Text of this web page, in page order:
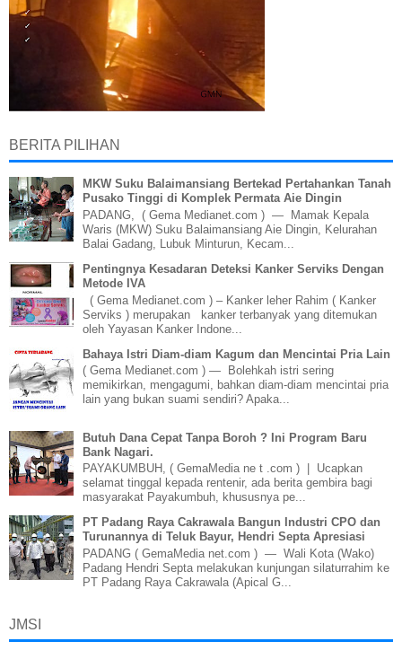
BERITA PILIHAN
MKW Suku Balaimansiang Bertekad Pertahankan Tanah
Pusako Tinggi di Komplek Permata Aie Dingin
PADANG, ( Gema Medianet.com ) — Mamak Kepala
Waris (MKW) Suku Balaimansiang Aie Dingin, Kelurahan
Balai Gadang, Lubuk Minturun, Kecam...
Pentingnya Kesadaran Deteksi Kanker Serviks Dengan
Metode IVA
( Gema Medianet.com ) – Kanker leher Rahim ( Kanker
Serviks ) merupakan kanker terbanyak yang ditemukan
oleh Yayasan Kanker Indone...
Bahaya Istri Diam-diam Kagum dan Mencintai Pria Lain
( Gema Medianet.com ) — Bolehkah istri sering
memikirkan, mengagumi, bahkan diam-diam mencintai pria
lain yang bukan suami sendiri? Apaka...
Butuh Dana Cepat Tanpa Boroh ? Ini Program Baru
Bank Nagari.
PAYAKUMBUH, ( GemaMedia ne t .com ) | Ucapkan
selamat tinggal kepada rentenir, ada berita gembira bagi
masyarakat Payakumbuh, khususnya pe...
PT Padang Raya Cakrawala Bangun Industri CPO dan
Turunannya di Teluk Bayur, Hendri Septa Apresiasi
PADANG ( GemaMedia net.com ) — Wali Kota (Wako)
Padang Hendri Septa melakukan kunjungan silaturrahim ke
PT Padang Raya Cakrawala (Apical G...
JMSI